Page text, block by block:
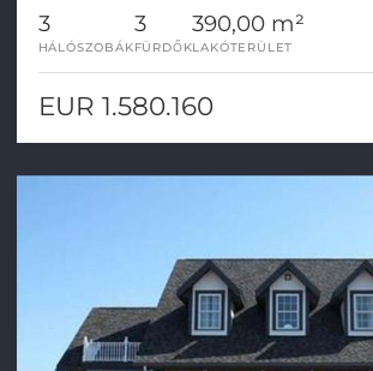
3
HÁLÓSZOBÁK
3
FÜRDŐK
390,00 m²
LAKÓTERÜLET
EUR 1.580.160